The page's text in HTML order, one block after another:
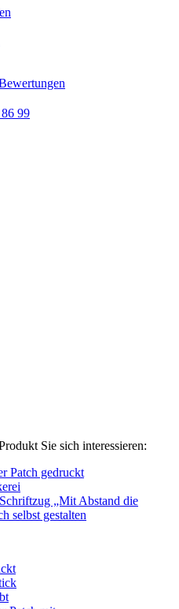
99
Sie sich interessieren: